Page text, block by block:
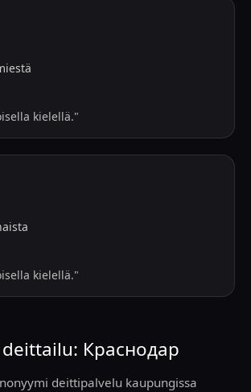
kielellä."
kielellä."
Краснодар
deittipalvelu kaupungissa